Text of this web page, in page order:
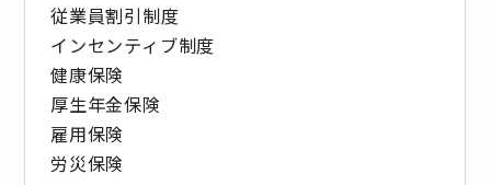
従業員割引制度
インセンティブ制度
健康保険
厚生年金保険
雇用保険
労災保険